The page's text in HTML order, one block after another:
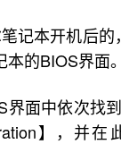
记本开机后
的BIOS界面。
界面中依次找
】，并在